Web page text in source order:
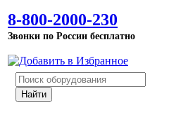
8-800-2000-230
Звонки по России бесплатно